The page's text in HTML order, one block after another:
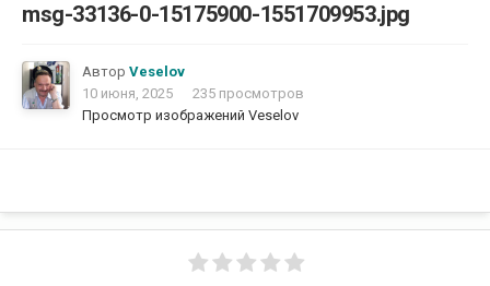
msg-33136-0-15175900-1551709953.jpg
Автор Veselov
10 июня, 2025
235 просмотров
Просмотр изображений Veselov